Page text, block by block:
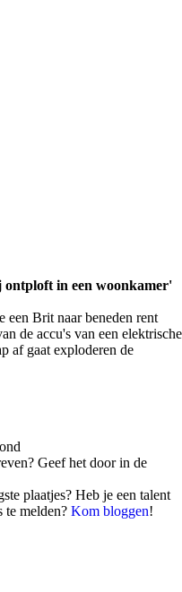
in een woonkamer'
een Brit naar beneden rent
de accu's van een elektrische
af gaat exploderen de
Geef het door in de
plaatjes? Heb je een talent
te melden? Kom bloggen!